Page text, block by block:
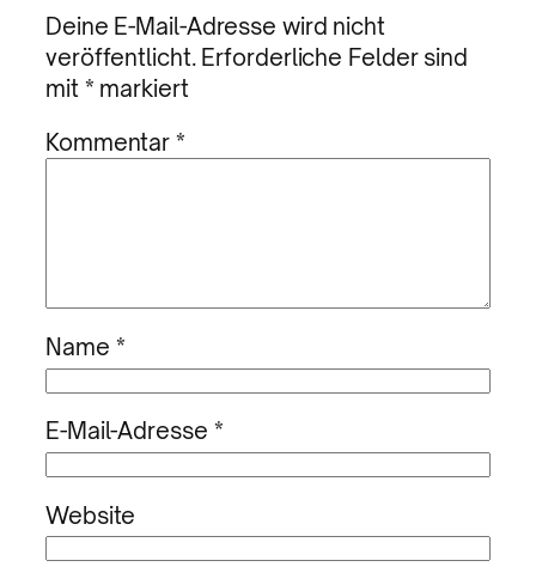
Deine E-Mail-Adresse wird nicht
veröffentlicht. Erforderliche Felder sind
mit * markiert
Kommentar*
Name *
E-Mail-Adresse *
Website